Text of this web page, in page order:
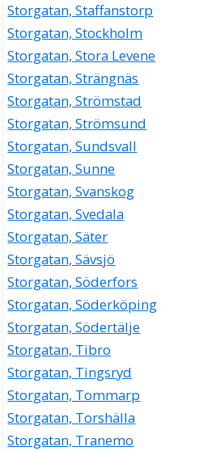
Storgatan, Staffanstorp
Storgatan, Stockholm
Storgatan, Stora Levene
Storgatan, Strängnäs
Storgatan, Strömstad
Storgatan, Strömsund
Storgatan, Sundsvall
Storgatan, Sunne
Storgatan, Svanskog
Storgatan, Svedala
Storgatan, Säter
Storgatan, Sävsjö
Storgatan, Söderfors
Storgatan, Söderköping
Storgatan, Södertälje
Storgatan, Tibro
Storgatan, Tingsryd
Storgatan, Tommarp
Storgatan, Torshälla
Storgatan, Tranemo